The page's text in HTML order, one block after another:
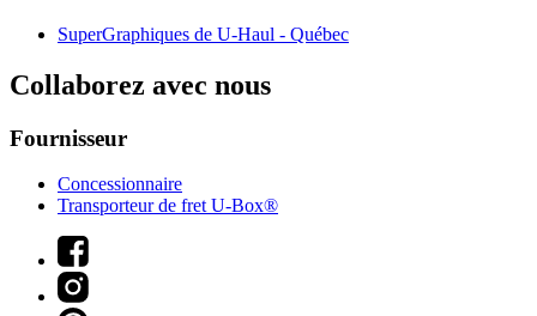
SuperGraphiques de U-Haul - Québec
Collaborez avec nous
Fournisseur
Concessionnaire
Transporteur de fret U-Box®